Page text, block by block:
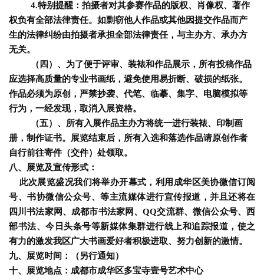
法
书
欣
赏
砚
边
夜
美
术
图
库
容
易
寫
4.特别提醒：拍摄者对其参赛作品的版权、肖像权、著作
权负有全部法律责任。如剽窃他人作品或其他因提交作品而产
生的法律纠纷由拍摄者承担全部法律责任，与主办方、承办方
无关。
（四）、为了便于评审、装裱和作品展示，所有投稿作品
应选择高质量的专业书画纸，避免使用易折断、破损的纸张。
作品必须为原创，严禁抄袭、代笔、临摹、集字、电脑模拟等
行为，一经发现，取消入展资格。
（五）、 所有入展作品主办方将统一进行装裱、印制画
册，制作证书。展览结束后，所有入选和落选作品请原创作者
自行前往寄件（交件）处领取。
八、 展览及宣传形式 ：
此次展览盛况我们将举办开幕式，利用成华区美协微信订阅
号、书协微信公众号、等主流媒体进行宣传报道，并且还将在
四川书法家网、成都市书法家网、QQ交流群、微信公众号、西
部书法、今日头条号等新媒体集群进行线上和追踪报道，使之
有力的激发我区广大书画爱好者积极进取、努力创新的激情。
九、 展览时间 ：（另行通知）
十、 展览地点 ：成都市成华区多宝寺壹号艺术中心